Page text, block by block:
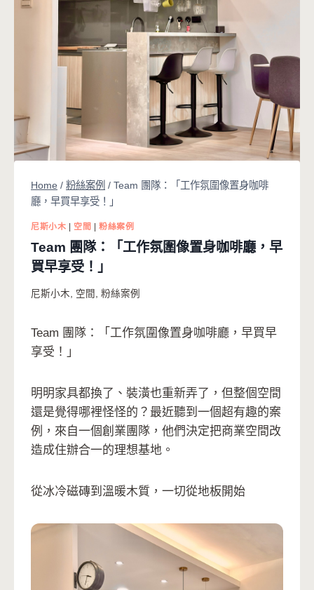
Home / 粉絲案例 / Team 團隊：「工作氛圍像置身咖啡
廳，早買早享受！」
尼斯小木 | 空間 |粉絲案例
Team 團隊：「工作氛圍像置身咖啡廳，早
買早享受！」
尼斯小木, 空間 , 粉絲案例
Team 團隊：「工作氛圍像置身咖啡廳，早買早
享受！」
明明家具都換了、裝潢也重新弄了，但整個空間
還是覺得哪裡怪怪的？最近聽到一個超有趣的案
例，來自一個創業團隊，他們決定把商業空間改
造成住辦合一的理想基地。
從冰冷磁磚到溫暖木質，一切從地板開始